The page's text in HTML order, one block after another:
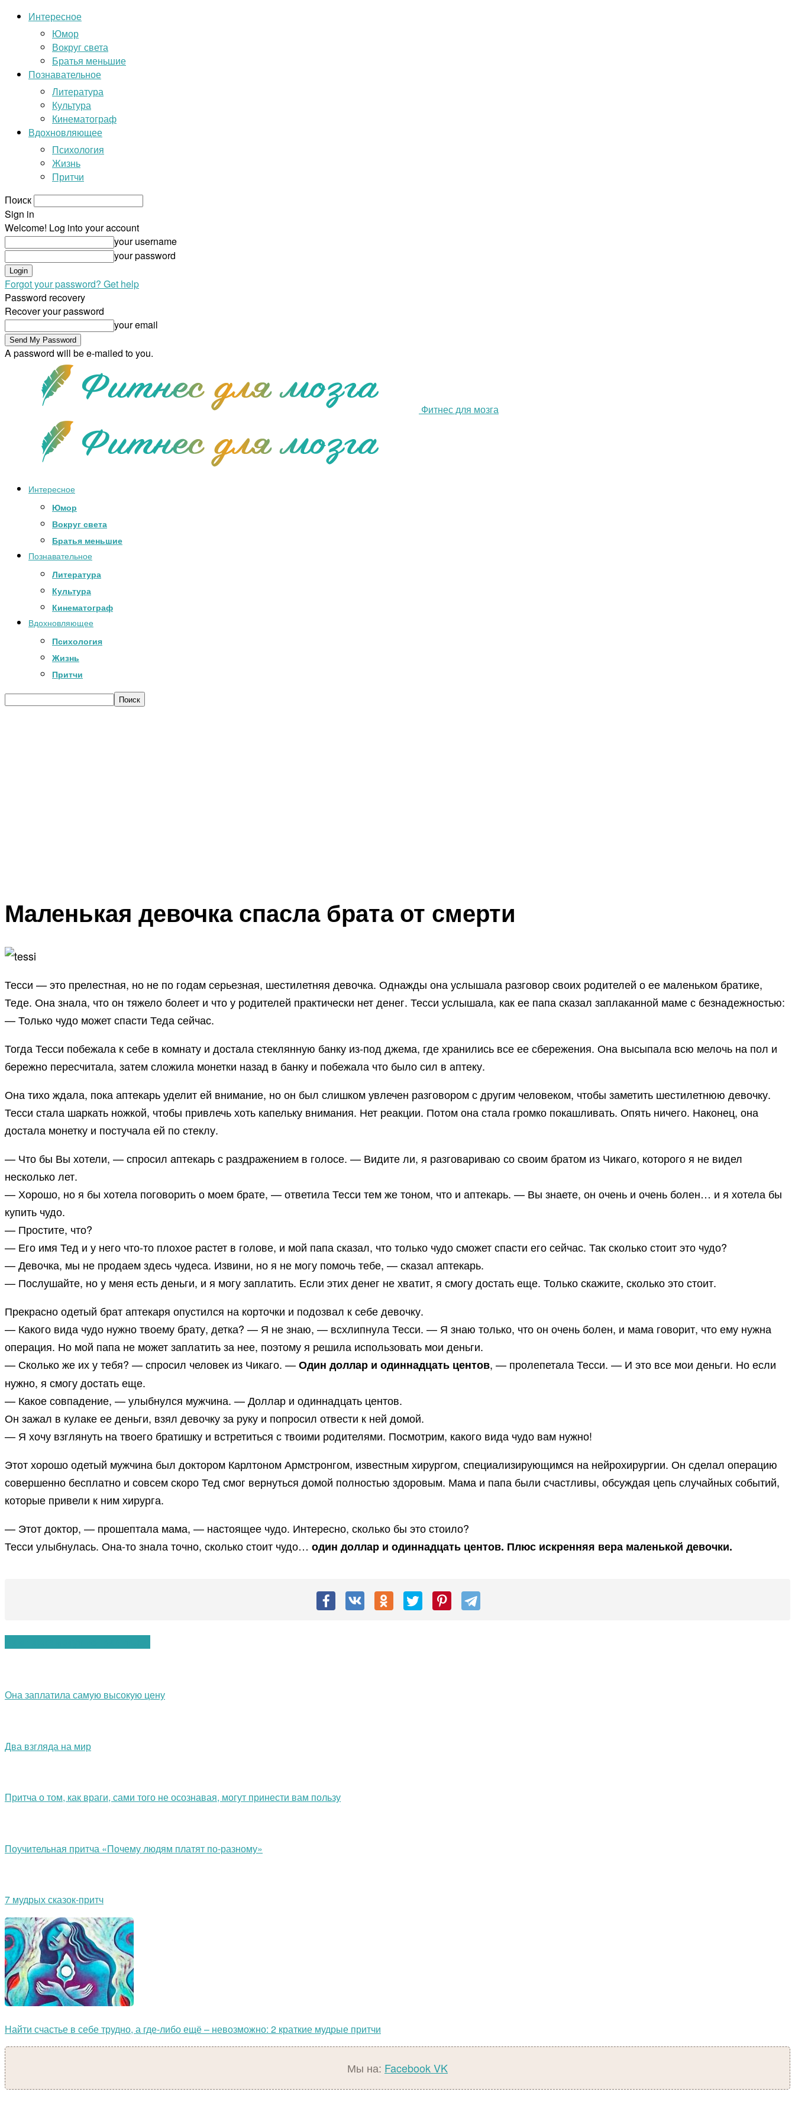
Интересное
Юмор
Вокруг света
Братья меньшие
Познавательное
Литература
Культура
Кинематограф
Вдохновляющее
Психология
Жизнь
Притчи
Поиск
Sign in
Welcome! Log into your account
your username
your password
Forgot your password? Get help
Password recovery
Recover your password
your email
A password will be e-mailed to you.
Фитнес для мозга
Интересное
Юмор
Вокруг света
Братья меньшие
Познавательное
Литература
Культура
Кинематограф
Вдохновляющее
Психология
Жизнь
Притчи
Маленькая девочка спасла брата от смерти
Тесси — это прелестная, но не по годам серьезная, шестилетняя девочка. Однажды она услышала разговор своих родителей о ее маленьком братике,
Теде. Она знала, что он тяжело болеет и что у родителей практически нет денег. Тесси услышала, как ее папа сказал заплаканной маме с безнадежностью:
— Только чудо может спасти Теда сейчас.
Тогда Тесси побежала к себе в комнату и достала стеклянную банку из-под джема, где хранились все ее сбережения. Она высыпала всю мелочь на пол и
бережно пересчитала, затем сложила монетки назад в банку и побежала что было сил в аптеку.
Она тихо ждала, пока аптекарь уделит ей внимание, но он был слишком увлечен разговором с другим человеком, чтобы заметить шестилетнюю девочку.
Тесси стала шаркать ножкой, чтобы привлечь хоть капельку внимания. Нет реакции. Потом она стала громко покашливать. Опять ничего. Наконец, она
достала монетку и постучала ей по стеклу.
— Что бы Вы хотели, — спросил аптекарь с раздражением в голосе. — Видите ли, я разговариваю со своим братом из Чикаго, которого я не видел
несколько лет.
— Хорошо, но я бы хотела поговорить о моем брате, — ответила Тесси тем же тоном, что и аптекарь. — Вы знаете, он очень и очень болен… и я хотела бы
купить чудо.
— Простите, что?
— Его имя Тед и у него что-то плохое растет в голове, и мой папа сказал, что только чудо сможет спасти его сейчас. Так сколько стоит это чудо?
— Девочка, мы не продаем здесь чудеса. Извини, но я не могу помочь тебе, — сказал аптекарь.
— Послушайте, но у меня есть деньги, и я могу заплатить. Если этих денег не хватит, я смогу достать еще. Только скажите, сколько это стоит.
Прекрасно одетый брат аптекаря опустился на корточки и подозвал к себе девочку.
— Какого вида чудо нужно твоему брату, детка? — Я не знаю, — всхлипнула Тесси. — Я знаю только, что он очень болен, и мама говорит, что ему нужна
операция. Но мой папа не может заплатить за нее, поэтому я решила использовать мои деньги.
— Сколько же их у тебя? — спросил человек из Чикаго. —Один доллар и одиннадцать центов, — пролепетала Тесси. — И это все мои деньги. Но если
нужно, я смогу достать еще.
— Какое совпадение, — улыбнулся мужчина. — Доллар и одиннадцать центов.
Он зажал в кулаке ее деньги, взял девочку за руку и попросил отвести к ней домой.
— Я хочу взглянуть на твоего братишку и встретиться с твоими родителями. Посмотрим, какого вида чудо вам нужно!
Этот хорошо одетый мужчина был доктором Карлтоном Армстронгом, известным хирургом, специализирующимся на нейрохирургии. Он сделал операцию
совершенно бесплатно и совсем скоро Тед смог вернуться домой полностью здоровым. Мама и папа были счастливы, обсуждая цепь случайных событий,
которые привели к ним хирурга.
— Этот доктор, — прошептала мама, — настоящее чудо. Интересно, сколько бы это стоило?
Тесси улыбнулась. Она-то знала точно, сколько стоит чудо… один доллар и одиннадцать центов. Плюс искренняя вера маленькой девочки.
Она заплатила самую высокую цену
Два взгляда на мир
Притча о том, как враги, сами того не осознавая, могут принести вам пользу
Поучительная притча «Почему людям платят по-разному»
7 мудрых сказок-притч
Найти счастье в себе трудно, а где-либо ещё – невозможно: 2 краткие мудрые притчи
Мы на: FacebookVK